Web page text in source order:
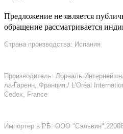
Предложение не является
обращение рассматривается
Страна производства: Испания
Производитель: Лореаль
ла-Гаренн, Франция / L'Oréal
Cedex, France
Импортер в РБ: ООО